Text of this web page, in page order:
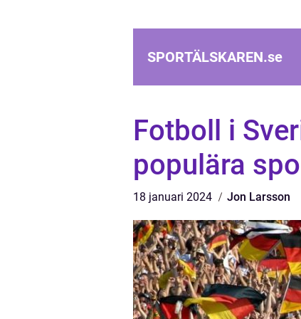
SPORTÄLSKAREN.se
Fotboll i
populära
18 januari 2024 Jon Larsson